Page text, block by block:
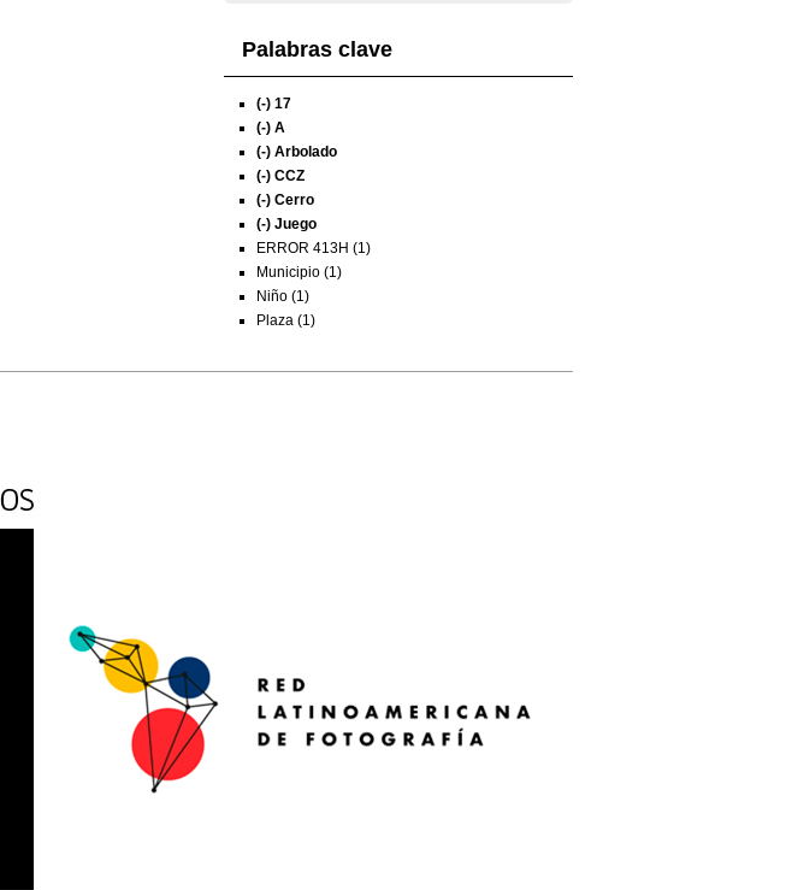
Palabras clave
(-) 17
(-) A
(-) Arbolado
(-) CCZ
(-) Cerro
(-) Juego
ERROR 413H (1)
Municipio (1)
Niño (1)
Plaza (1)